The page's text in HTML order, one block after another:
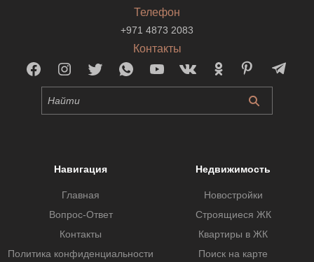
Телефон
+971 4873 2083
Контакты
Навигация
Главная
Вопрос-Ответ
Контакты
Политика конфиденциальности
Недвижимость
Новостройки
Строящиеся ЖК
Квартиры в ЖК
Поиск на карте